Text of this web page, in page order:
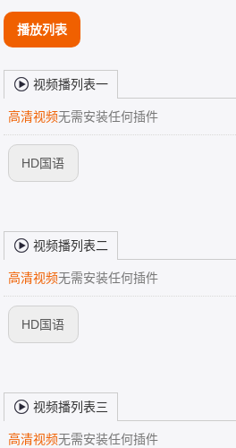
播放列表
视频播列表一
高清视频无需安装任何插件
HD国语
视频播列表二
高清视频无需安装任何插件
HD国语
视频播列表三
高清视频无需安装任何插件